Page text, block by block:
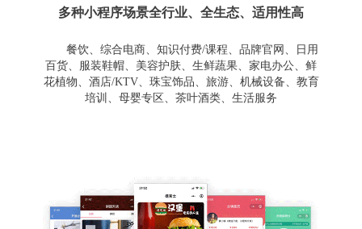
多种小程序场景全行业、全生态、适用性高
餐饮、综合电商、知识付费/课程、品牌官网、日用
百货、服装鞋帽、美容护肤、生鲜蔬果、家电办公、鲜
花植物、酒店/KTV、珠宝饰品、旅游、机械设备、教育
培训、母婴专区、茶叶酒类、生活服务